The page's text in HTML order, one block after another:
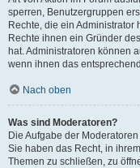
sperren, Benutzergruppen
Rechte, die ein
Rechte ihnen ein Gründer
hat. Administratoren können
wenn ihnen das
Nach oben
Was sind Moderatoren?
Die Aufgabe der
Sie haben das Recht, in
Themen zu schließen, zu